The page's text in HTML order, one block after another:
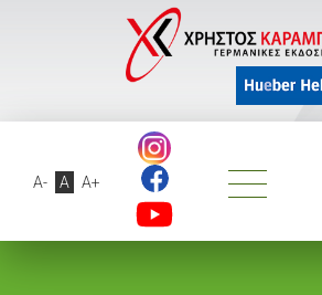
A- A A+